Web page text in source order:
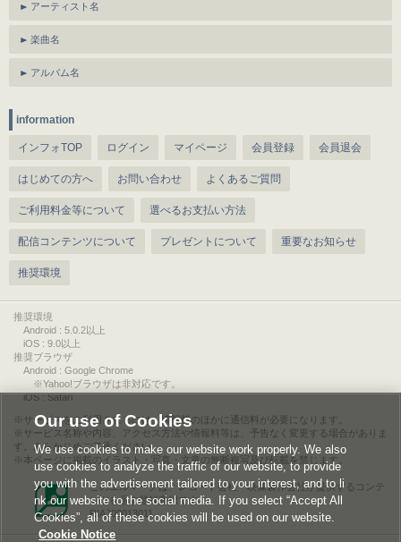
アーティスト名
楽曲名
アルバム名
information
インフォTOP ログイン マイページ 会員登録 会員退会
はじめての方へ お問い合わせ よくあるご質問
ご利用料金等について 選べるお支払い方法
配信コンテンツについて プレゼントについて 重要なお知らせ
推奨環境
推奨環境
Android : 5.0.2以上
iOS : 9.0以上
推奨ブラウザ
Android : Google Chrome
※Yahoo!ブラウザは非対応です。
iOS : Safari
サービスをご利用されるには、情報料のほかに通信料が必要になります。
サービス名称や内容、アクセス方法や情報料等は、予告なく変更する場合がありま
す。あらかじめご了承ください。
本ページに掲載のイラスト・写真・文章の無断複写及び転載を禁じます。
このエルマークは、レコード会社・映像製作会社が提供するコンテ
ンツを示す登録商標です。
RIAJ00013011
Our use of Cookies
We use cookies to make our website work properly. We also
use cookies to analyze the traffic of our website, to provide
you with the advertisement tailored to your interest, and to li
nk our website to the social media. If you select “Accept All
Cookies”, all of these cookies will be used on our website.
Cookie Notice